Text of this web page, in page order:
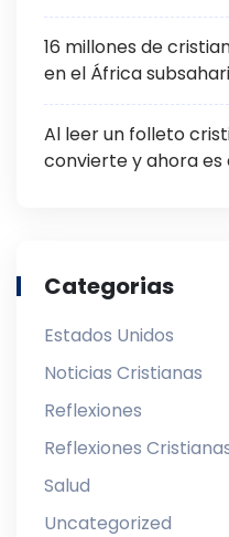
16 millones de
en el África
Al leer un folleto
convierte y ahora es
Categorias
Estados Unidos
Noticias Cristianas
Reflexiones
Reflexiones
Salud
Uncategorized